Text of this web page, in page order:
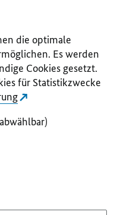
die optimale
Es werden
Cookies gesetzt.
für Statistikzwecke